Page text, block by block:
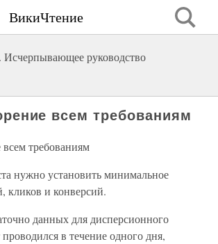
ВикиЧтение
Исчерпывающее руководство
всем требованиям
требованиям
нужно установить минимальное
кликов и конверсий.
данных для дисперсионного
проводился в течение одного дня,